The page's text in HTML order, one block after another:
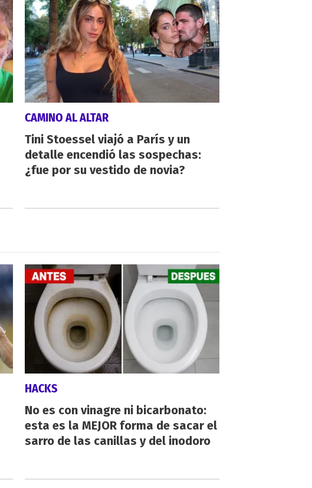
CAMINO AL ALTAR
Tini Stoessel viajó a París y un
detalle encendió las sospechas:
¿fue por su vestido de novia?
HACKS
No es con vinagre ni bicarbonato:
esta es la MEJOR forma de sacar el
sarro de las canillas y del inodoro